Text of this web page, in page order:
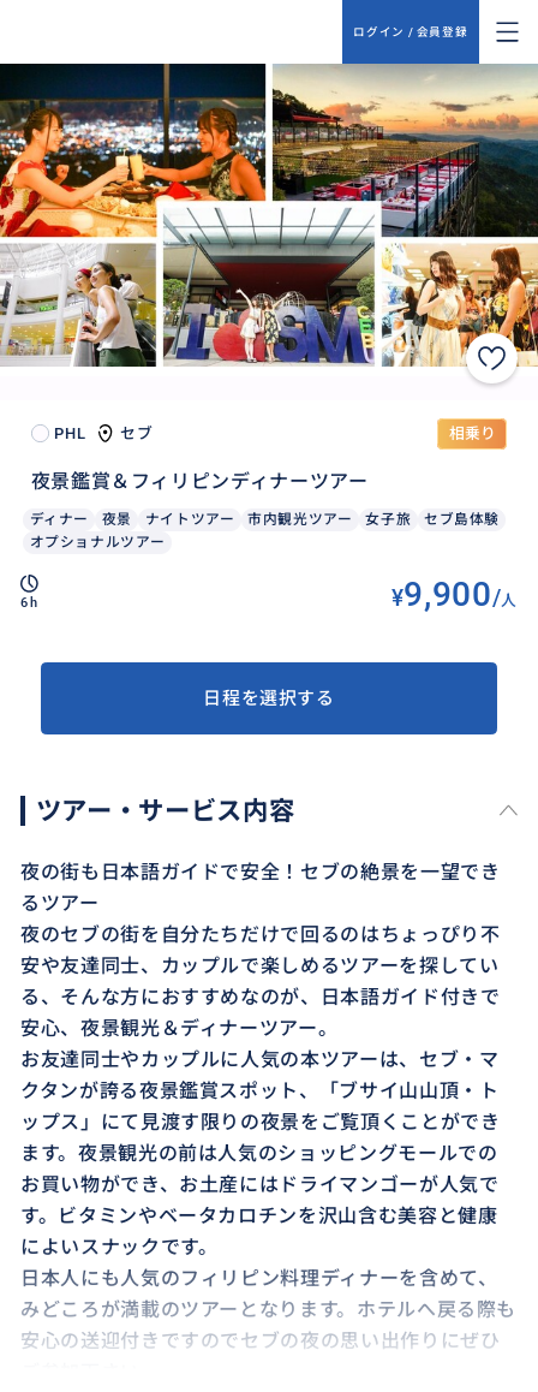
ログイン / 会員登録
PHL セブ 相乗り
夜景鑑賞＆フィリピンディナーツアー
ディナー 夜景 ナイトツアー 市内観光ツアー 女子旅
セブ島体験
オプショナルツアー
6h ¥9,900/人
日程を選択する
ツアー・サービス内容
夜の街も日本語ガイドで安全！セブの絶景を一望でき
るツアー
夜のセブの街を自分たちだけで回るのはちょっぴり不
安や友達同士、カップルで楽しめるツアーを探してい
る、そんな方におすすめなのが、日本語ガイド付きで
安心、夜景観光＆ディナーツアー。
お友達同士やカップルに人気の本ツアーは、セブ・マ
クタンが誇る夜景鑑賞スポット、「ブサイ山山頂・ト
ップス」にて見渡す限りの夜景をご覧頂くことができ
ます。夜景観光の前は人気のショッピングモールでの
お買い物ができ、お土産にはドライマンゴーが人気で
す。ビタミンやベータカロチンを沢山含む美容と健康
によいスナックです。
日本人にも人気のフィリピン料理ディナーを含めて、
みどころが満載のツアーとなります。ホテルへ戻る際も
安心の送迎付きですのでセブの夜の思い出作りにぜひ